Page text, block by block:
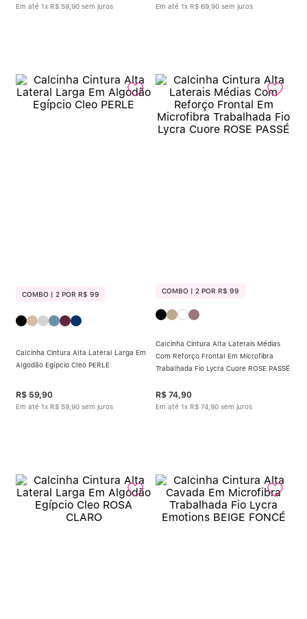
Em até 1x R$ 59 90 sem juros Em até 1x R$ 69 90 sem juros
COMBO | 2 POR R$ 99
Calcinha Cintura Alta Lateral Larga Em
Algodão Egípcio Cleo PERLE
R$ 59,90
Em até 1x R$ 59 90 sem juros
COMBO | 2 POR R$ 99
Calcinha Cintura Alta Laterais Médias
Com Reforço Frontal Em Microfibra
Trabalhada Fio Lycra Cuore ROSE PASSÉ
R$ 74,90
Em até 1x R$ 74 90 sem juros